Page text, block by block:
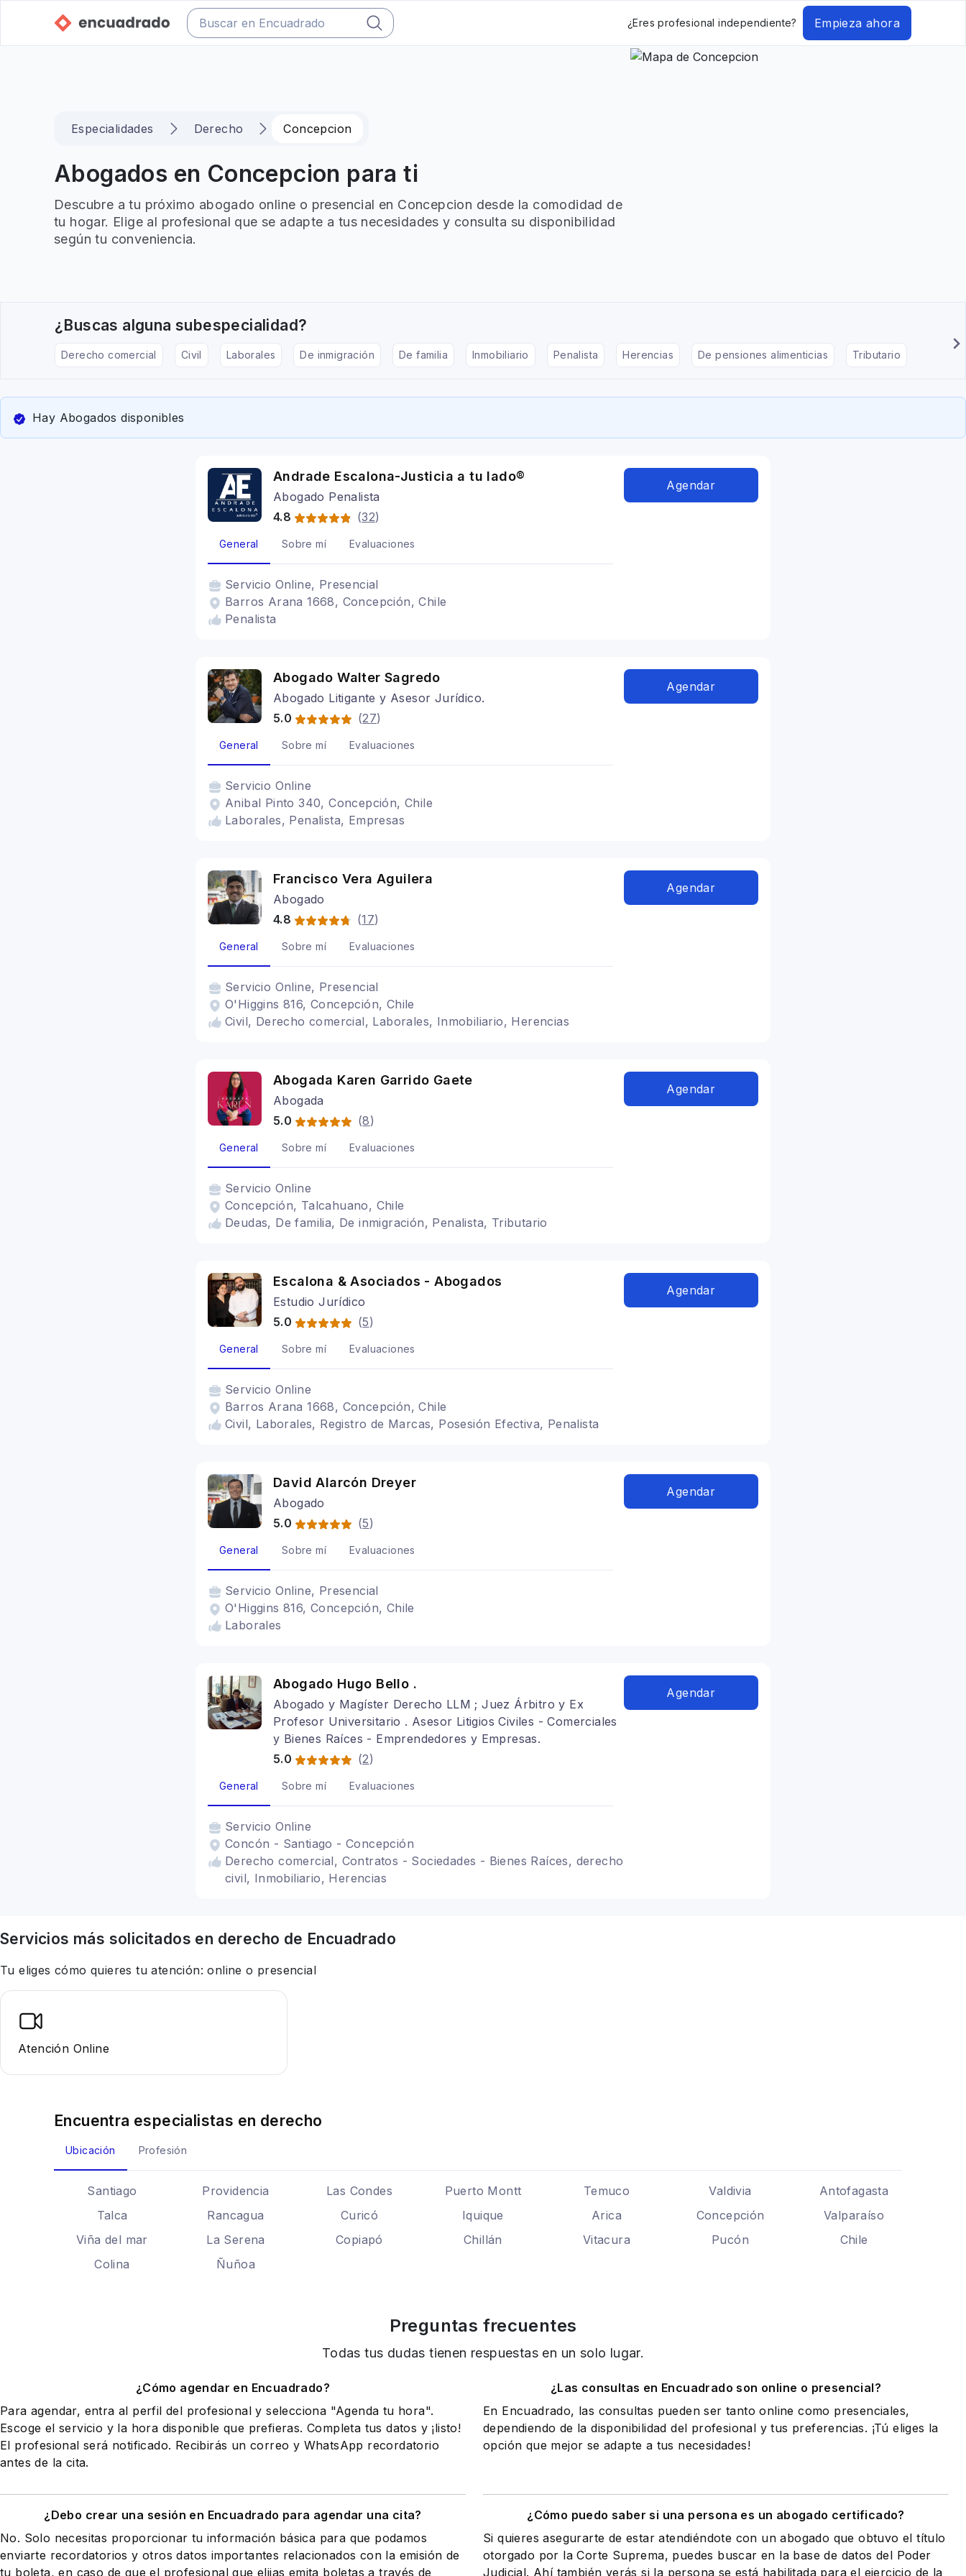
¿Eres profesional independiente? Empieza ahora
Especialidades Derecho Concepcion
Abogados en Concepcion para ti
Descubre a tu próximo abogado online o presencial en Concepcion desde la comodidad de
tu hogar. Elige al profesional que se adapte a tus necesidades y consulta su disponibilidad
según tu conveniencia.
¿Buscas alguna subespecialidad?
Derecho comercial Civil Laborales De inmigración De familia Inmobiliario Penalista Herencias De pensiones alimenticias Tributario
Hay Abogados disponibles
Andrade Escalona-Justicia a tu lado®
Abogado Penalista
4.8
(32)
General Sobre mí Evaluaciones
Servicio Online, Presencial
Barros Arana 1668, Concepción, Chile
Penalista
Agendar
Abogado Walter Sagredo
Abogado Litigante y Asesor Jurídico.
5.0
(27)
General Sobre mí Evaluaciones
Servicio Online
Anibal Pinto 340, Concepción, Chile
Laborales, Penalista, Empresas
Agendar
Francisco Vera Aguilera
Abogado
4.8
(17)
General Sobre mí Evaluaciones
Servicio Online, Presencial
O'Higgins 816, Concepción, Chile
Civil, Derecho comercial, Laborales, Inmobiliario, Herencias
Agendar
Abogada Karen Garrido Gaete
Abogada
5.0
(8)
General Sobre mí Evaluaciones
Servicio Online
Concepción, Talcahuano, Chile
Deudas, De familia, De inmigración, Penalista, Tributario
Agendar
Escalona & Asociados - Abogados
Estudio Jurídico
5.0
(5)
General Sobre mí Evaluaciones
Servicio Online
Barros Arana 1668, Concepción, Chile
Civil, Laborales, Registro de Marcas, Posesión Efectiva, Penalista
Agendar
David Alarcón Dreyer
Abogado
5.0
(5)
General Sobre mí Evaluaciones
Servicio Online, Presencial
O'Higgins 816, Concepción, Chile
Laborales
Agendar
Abogado Hugo Bello .
Abogado y Magíster Derecho LLM ; Juez Árbitro y Ex
Profesor Universitario . Asesor Litigios Civiles - Comerciales
y Bienes Raíces - Emprendedores y Empresas.
5.0
(2)
General Sobre mí Evaluaciones
Servicio Online
Concón - Santiago - Concepción
Derecho comercial, Contratos - Sociedades - Bienes Raíces, derecho
civil, Inmobiliario, Herencias
Agendar
Servicios más solicitados en derecho de Encuadrado
Tu eliges cómo quieres tu atención: online o presencial
Atención Online
Encuentra especialistas en derecho
Ubicación Profesión
Santiago Providencia Las Condes Puerto Montt Temuco Valdivia
Antofagasta
Talca
Rancagua Curicó Iquique Arica Concepción
Valparaíso
Viña del mar
La Serena Copiapó Chillán Vitacura Pucón
Chile
Colina
Ñuñoa
Preguntas frecuentes
Todas tus dudas tienen respuestas en un solo lugar.
¿Cómo agendar en Encuadrado?
Para agendar, entra al perfil del profesional y selecciona "Agenda tu hora".
Escoge el servicio y la hora disponible que prefieras. Completa tus datos y ¡listo!
El profesional será notificado. Recibirás un correo y WhatsApp recordatorio
antes de la cita.
¿Las consultas en Encuadrado son online o presencial?
En Encuadrado, las consultas pueden ser tanto online como presenciales,
dependiendo de la disponibilidad del profesional y tus preferencias. ¡Tú eliges la
opción que mejor se adapte a tus necesidades!
¿Debo crear una sesión en Encuadrado para agendar una cita?
No. Solo necesitas proporcionar tu información básica para que podamos
enviarte recordatorios y otros datos importantes relacionados con la emisión de
tu boleta, en caso de que el profesional que elijas emita boletas a través de
¿Cómo puedo saber si una persona es un abogado certificado?
Si quieres asegurarte de estar atendiéndote con un abogado que obtuvo el título
otorgado por la Corte Suprema, puedes buscar en la base de datos del Poder
Judicial. Ahí también verás si la persona se está habilitada para el ejercicio de la